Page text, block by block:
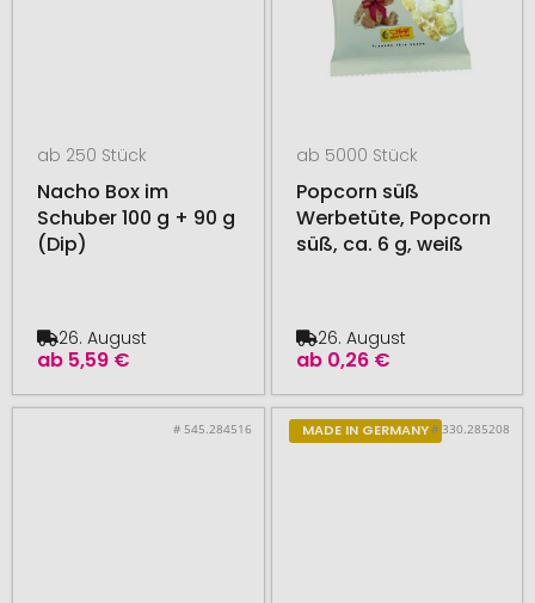
ab 250 Stück
Nacho Box im
Schuber 100 g + 90 g
(Dip)
ab 5,59 €
26. August
ab 5000 Stück
Popcorn süß
Werbetüte, Popcorn
süß, ca. 6 g, weiß
ab 0,26 €
26. August
# 545.284516 MADE IN GERMANY# 330.285208